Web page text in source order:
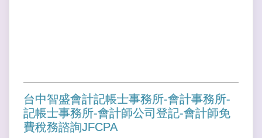
台中智盛會計記帳士事務所-會計事務所-
記帳士事務所-會計師公司登記-會計師免
費稅務諮詢JFCPA